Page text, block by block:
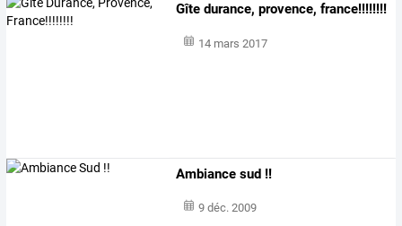
Gîte durance, provence, france!!!!!!!!
14 mars 2017
Ambiance sud !!
9 déc. 2009